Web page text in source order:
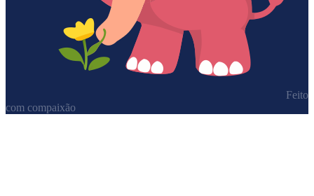
Feito
com compaixão